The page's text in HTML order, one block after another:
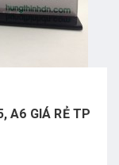
A6 GIÁ RẺ TP